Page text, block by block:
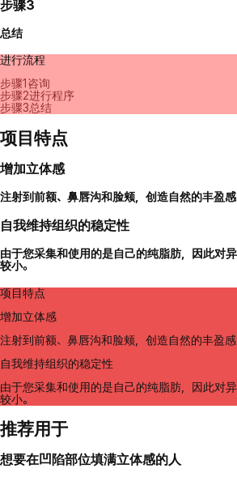
步骤3
总结
进行流程
步骤1 咨询
步骤2进行程序
步骤3总结
项目特点
增加立体感
注射到前额、鼻唇沟和脸颊，创造自然的丰盈感
自我维持组织的稳定性
由于您采集和使用的是自己的纯脂肪，因此对
较小。
项目特点
增加立体感
注射到前额、鼻唇沟和脸颊，创造自然的丰盈感
自我维持组织的稳定性
由于您采集和使用的是自己的纯脂肪，因此对
较小。
推荐用于
想要在凹陷部位填满立体感的人